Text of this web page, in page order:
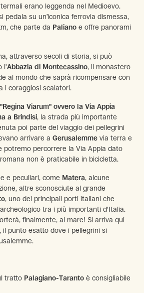
erano leggenda nel Medioevo.
pedala su un’iconica ferrovia dismessa,
che parte da Paliano e offre panorami
attraverso secoli di storia, si può
l'Abbazia di Montecassino, il monastero
al mondo che saprà ricompensare con
i coraggiosi scalatori.
"Regina Viarum" ovvero la Via Appia
a Brindisi, la strada più importante
poi parte del viaggio dei pellegrini
arrivare a Gerusalemme via terra e
potremo percorrere la Via Appia dato
non è praticabile in bicicletta.
e peculiari, come Matera, alcune
altre sconosciute al grande
, uno dei principali porti italiani che
tra i più importanti d'Italia.
finalmente, al mare! Si arriva qui
, il punto esatto dove i pellegrini si
tratto Palagiano-Taranto è consigliabile